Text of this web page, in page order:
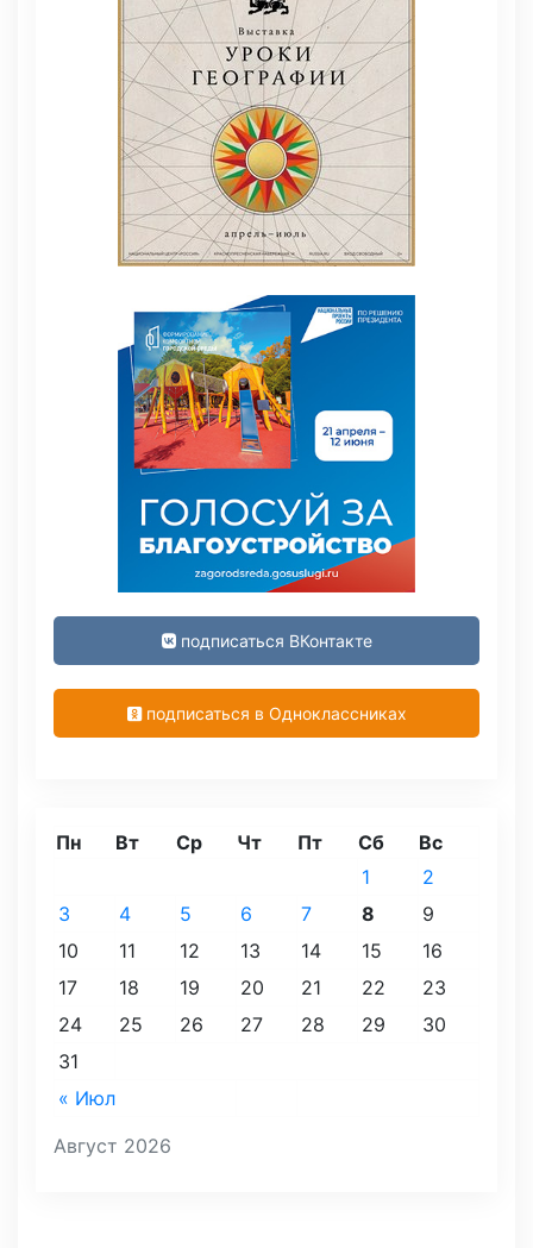
подписаться ВКонтакте
подписаться в Одноклассниках
Август 2026
Пн Вт Ср Чт Пт Сб Вс
« Июл
1
2
3
4 5 6 7 8
9
10
11 12 13 14 15
16
17
18 19 20 21 22
23
24
25 26 27 28 29
30
31